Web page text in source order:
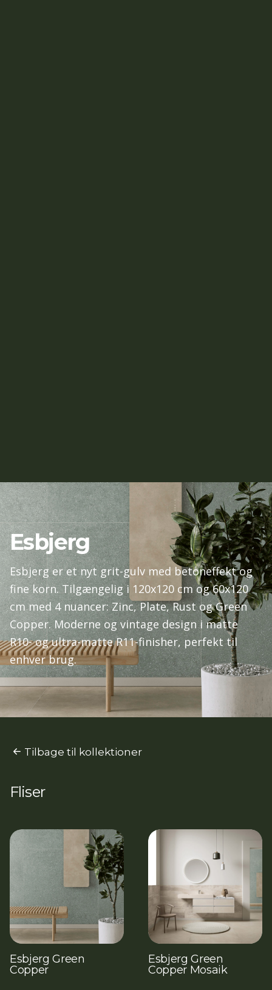
Esbjerg
Esbjerg er et nyt grit-gulv med betoneffekt og
fine korn. Tilgængelig i 120x120 cm og 60x120
cm med 4 nuancer: Zinc, Plate, Rust og Green
Copper. Moderne og vintage design i matte
R10- og ultra-matte R11-finisher, perfekt til
enhver brug.
Tilbage til kollektioner
Fliser
Esbjerg Green
Copper
Esbjerg Green
Copper Mosaik